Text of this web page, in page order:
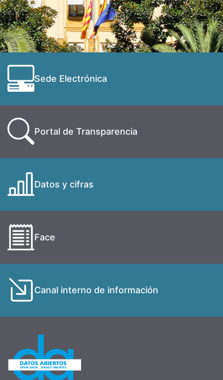
Sede Electrónica
Portal de Transparencia
Datos y cifras
Face
Canal interno de información